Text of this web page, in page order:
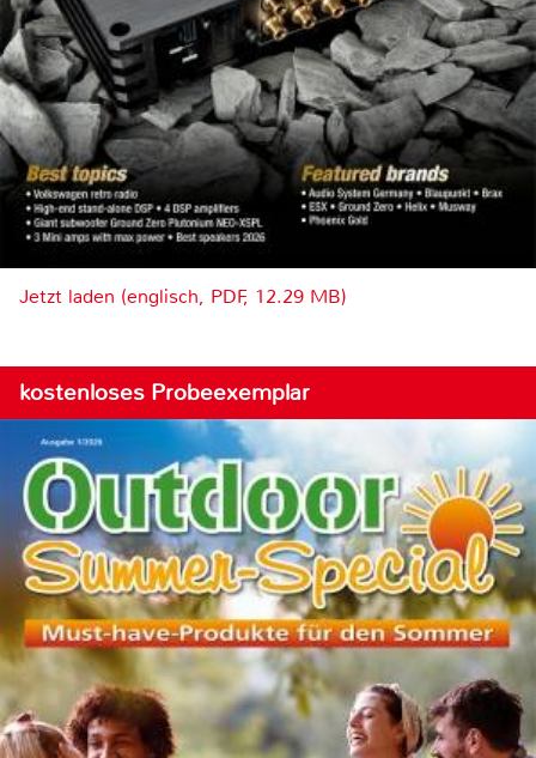
Jetzt laden (englisch, PDF, 12.29 MB)
kostenloses Probeexemplar